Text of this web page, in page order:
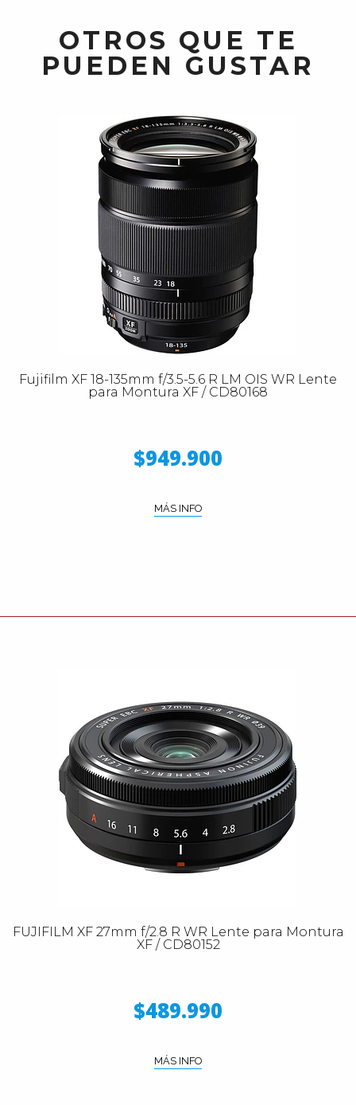
OTROS QUE TE
PUEDEN GUSTAR
Fujifilm XF 18-135mm f/3.5-5.6 R LM OIS WR Lente
para Montura XF / CD80168
$949.900
MÁS INFO
FUJIFILM XF 27mm f/2.8 R WR Lente para Montura
XF / CD80152
$489.990
MÁS INFO